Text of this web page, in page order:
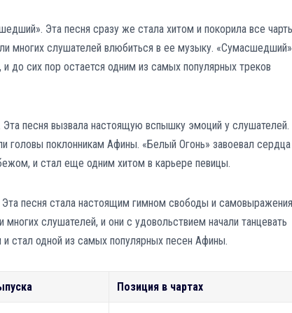
Эта песня сразу же стала хитом и покорила все
многих слушателей влюбиться в ее музыку. «Сумасшедший»
до сих пор остается одним из самых популярных треков
песня вызвала настоящую вспышку эмоций у слушателей.
головы поклонникам Афины. «Белый Огонь» завоевал сердца
и стал еще одним хитом в карьере певицы.
песня стала настоящим гимном свободы и
слушателей, и они с удовольствием начали танцевать
стал одной из самых популярных песен Афины.
Позиция в чартах